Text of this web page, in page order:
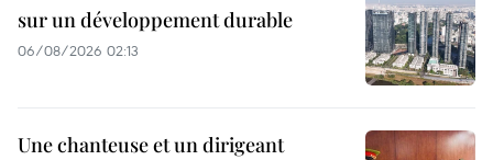
sur un développement durable
06/08/2026 02:13
Une chanteuse et un dirigeant